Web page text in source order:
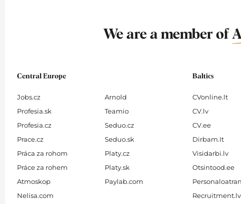
We are a member of
Central Europe
Jobs.cz
Profesia.sk
Profesia.cz
Prace.cz
Práca za rohom
Práce za rohem
Atmoskop
Nelisa.com
Arnold
Teamio
Seduo.cz
Seduo.sk
Platy.cz
Platy.sk
Paylab.com
Baltics
CVonline.lt
CV.lv
CV.ee
Dirbam.It
Visidarbi.lv
Otsintood.ee
Recruitment.lv